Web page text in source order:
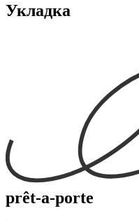
Укладка
prêt-a-porte